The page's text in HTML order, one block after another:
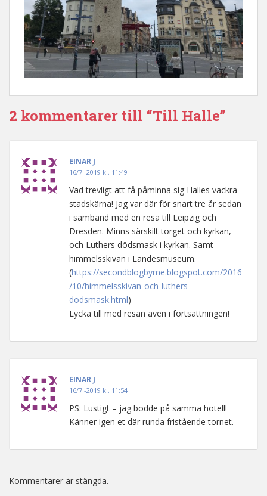
2 kommentarer till “Till Halle”
EINAR J
16/7 -2019 kl. 11:49
Vad trevligt att få påminna sig Halles vackra
stadskärna! Jag var där för snart tre år sedan
i samband med en resa till Leipzig och
Dresden. Minns särskilt torget och kyrkan,
och Luthers dödsmask i kyrkan. Samt
himmelsskivan i Landesmuseum.
(https://secondblogbyme.blogspot.com/2016
/10/himmelsskivan-och-luthers-
dodsmask.html)
Lycka till med resan även i fortsättningen!
EINAR J
16/7 -2019 kl. 11:54
PS: Lustigt – jag bodde på samma hotell!
Känner igen et där runda fristående tornet.
Kommentarer är stängda.